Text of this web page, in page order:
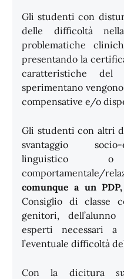
Gli studenti con
delle difficoltà
problematiche
presentando la
caratteristiche
sperimentano
compensative e/o
Gli studenti con altri
svantaggio
linguistico
comportamentale/
comunque a un PDP,
Consiglio di classe
genitori,
esperti necessari a
l’eventuale difficoltà
Con la dicitura